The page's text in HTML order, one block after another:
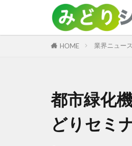
HOME 業界ニュース
都市緑化
どりセミ